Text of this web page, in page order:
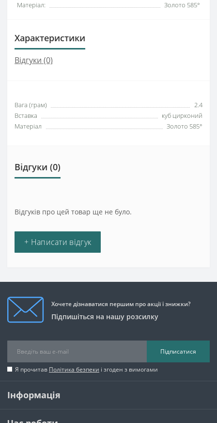
Матеріал:
Золото 585°
Характеристики
Відгуки (0)
Вага (грам)
2.4
Вставка
куб цирконий
Матеріал
Золото 585°
Відгуки (0)
Відгуків про цей товар ще не було.
+ Написати відгук
Хочете дізнаватися першим про акції і знижки?
Підпишіться на нашу розсилку
Підписатися
Я прочитав Політика безпеки і згоден з вимогами
Інформація